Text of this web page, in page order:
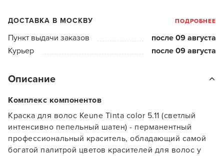
ДОСТАВКА В МОСКВУ ПОДРОБНЕЕ
Пункт выдачи заказов
после 09 августа
Курьер
после 09 августа
Описание
Комплекс компонентов
Краска для волос Keune Tinta color 5.11 (светлый
интенсивно пепельный шатен) - перманентный
профессиональный краситель, обладающий самой
богатой палитрой цветов красителей для волос у